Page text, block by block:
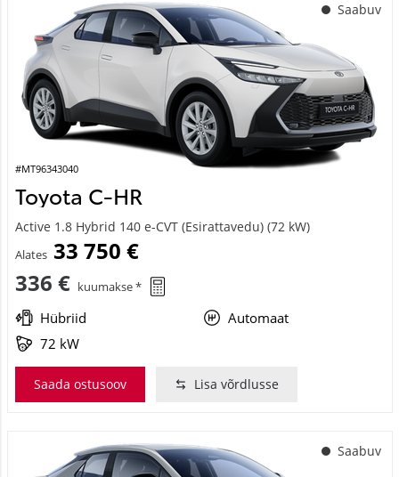
Saabuv
#MT96343040
Toyota C-HR
Active 1.8 Hybrid 140 e-CVT (Esirattavedu) (72 kW)
Alates 33 750 €
336 € kuumakse *
Hübriid
Automaat
72 kW
Saada ostusoov Lisa võrdlusse
Saabuv